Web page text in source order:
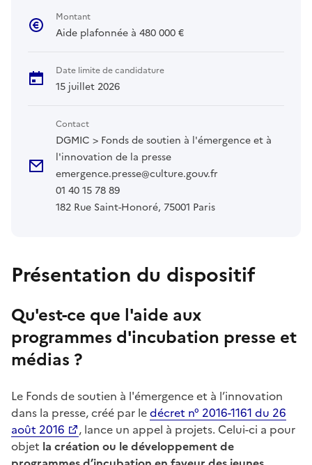
Montant
Aide plafonnée à 480 000 €
Date limite de candidature
15 juillet 2026
Contact
DGMIC > Fonds de soutien à l'émergence et à
l'innovation de la presse
emergence.presse@culture.gouv.fr
01 40 15 78 89
182 Rue Saint-Honoré, 75001 Paris
Présentation du dispositif
Qu'est-ce que l'aide aux
programmes d'incubation presse et
médias ?
Le Fonds de soutien à l'émergence et à l’innovation
dans la presse, créé par ledécret n° 2016-1161 du 26
août 2016
, lance un appel à projets. Celui-ci a pour
objet la création ou le développement de